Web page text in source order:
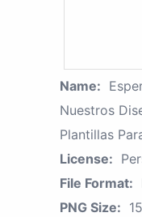
Name:
Nuestros
Plantillas
License:
File Format:
PNG Size: